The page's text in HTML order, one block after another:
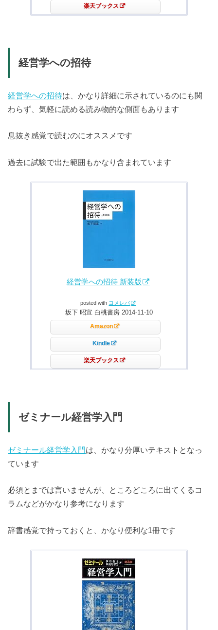
楽天ブックス
経営学への招待
経営学への招待は、かなり詳細に示されているのにも関
わらず、気軽に読める読み物的な側面もあります
息抜き感覚で読むのにオススメです
過去に試験で出た範囲もかなり含まれています
経営学への招待 新装版
posted with ヨメレバ
坂下 昭宣 白桃書房 2014-11-10
Amazon
Kindle
楽天ブックス
ゼミナール経営学入門
ゼミナール経営学入門は、かなり分厚いテキストとなっ
ています
必須とまでは言いませんが、ところどころに出てくるコ
ラムなどがかなり参考になります
辞書感覚で持っておくと、かなり便利な1冊です